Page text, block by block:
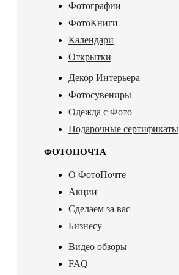
Фотографии
ФотоКниги
Календари
Открытки
Декор Интерьера
Фотосувениры
Одежда с Фото
Подарочные сертификаты
ФОТОПОЧТА
О ФотоПочте
Акции
Сделаем за вас
Бизнесу
Видео обзоры
FAQ